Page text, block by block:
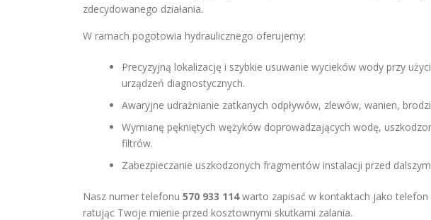
zdecydowanego działania.
W ramach pogotowia hydraulicznego oferujemy:
Precyzyjną lokalizację i szybkie usuwanie wycieków wody przy
urządzeń diagnostycznych.
Awaryjne udrażnianie zatkanych odpływów, zlewów, wanien,
Wymianę pękniętych wężyków doprowadzających wodę,
filtrów.
Zabezpieczanie uszkodzonych fragmentów instalacji przed
Nasz numer telefonu 570 933 114warto zapisać w kontaktach jako telefon
ratując Twoje mienie przed kosztownymi skutkami zalania.